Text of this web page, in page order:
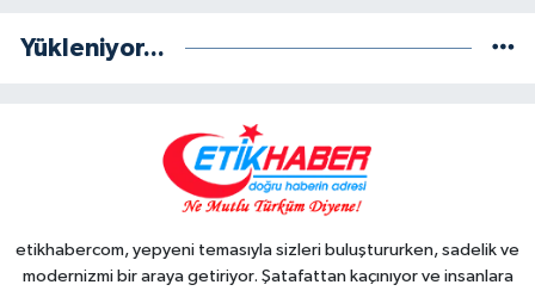
Yükleniyor...
etikhabercom, yepyeni temasıyla sizleri buluştururken, sadelik ve
modernizmi bir araya getiriyor. Şatafattan kaçınıyor ve insanlara